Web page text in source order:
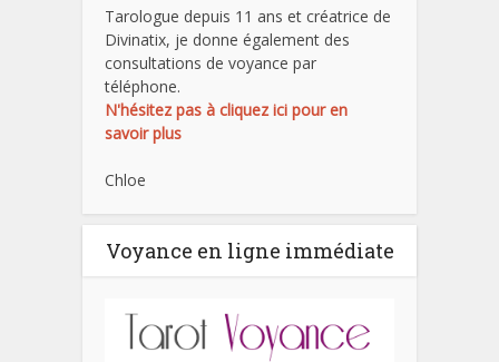
Tarologue depuis 11 ans et créatrice de
Divinatix, je donne également des
consultations de voyance par
téléphone.
N'hésitez pas à cliquez ici pour en
savoir plus
Chloe
Voyance en ligne immédiate